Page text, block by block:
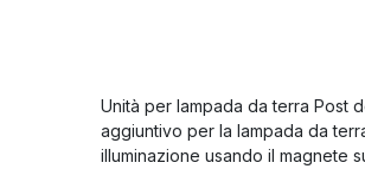
Unità per lampada da terra Post
aggiuntivo per la lampada da
illuminazione usando il magnete